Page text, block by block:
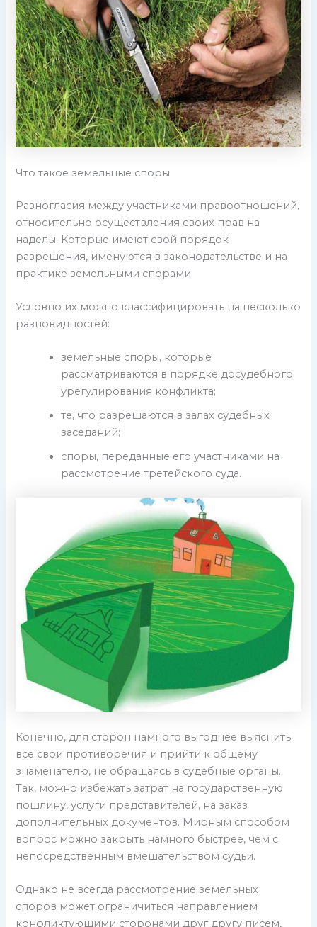
Что такое земельные споры
Разногласия между участниками правоотношений,
относительно осуществления своих прав на
наделы. Которые имеют свой порядок
разрешения, именуются в законодательстве и на
практике земельными спорами.
Условно их можно классифицировать на несколько
разновидностей:
земельные споры, которые
рассматриваются в порядке досудебного
урегулирования конфликта;
те, что разрешаются в залах судебных
заседаний;
споры, переданные его участниками на
рассмотрение третейского суда.
Конечно, для сторон намного выгоднее выяснить
все свои противоречия и прийти к общему
знаменателю, не обращаясь в судебные органы.
Так, можно избежать затрат на государственную
пошлину, услуги представителей, на заказ
дополнительных документов. Мирным способом
вопрос можно закрыть намного быстрее, чем с
непосредственным вмешательством судьи.
Однако не всегда рассмотрение земельных
споров может ограничиться направлением
конфликтующими сторонами друг другу писем,